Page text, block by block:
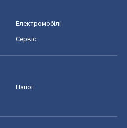
Електромобілі
Сервіс
Напої